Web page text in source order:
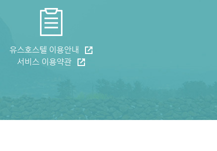
유스호스텔 이용안내
서비스 이용약관